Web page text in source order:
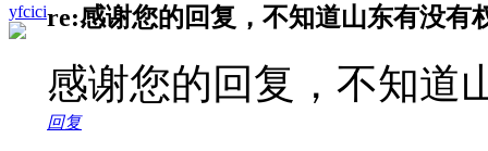
yfcicire:感谢您的回复，不知道山东有没有
感谢您的回复，不知道
回复